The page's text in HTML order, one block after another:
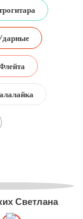
Светлана